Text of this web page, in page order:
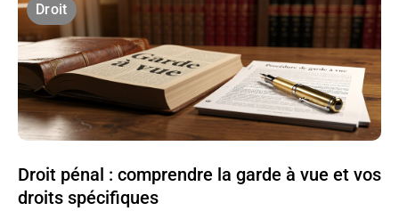
Droit
Droit pénal : comprendre la garde à vue et vos
droits spécifiques